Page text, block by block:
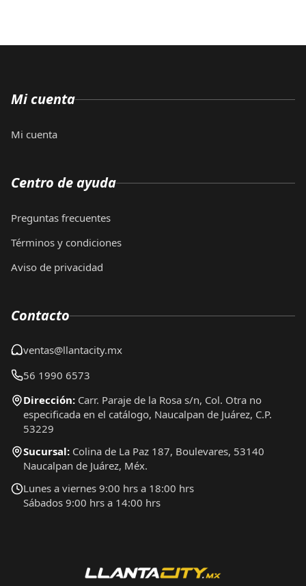
Mi cuenta
Mi cuenta
Centro de ayuda
Preguntas frecuentes
Términos y condiciones
Aviso de privacidad
Contacto
ventas@llantacity.mx
56 1990 6573
Dirección: Carr. Paraje de la Rosa s/n, Col. Otra no
especificada en el catálogo, Naucalpan de Juárez, C.P.
53229
Sucursal: Colina de La Paz 187, Boulevares, 53140
Naucalpan de Juárez, Méx.
Lunes a viernes 9:00 hrs a 18:00 hrs
Sábados 9:00 hrs a 14:00 hrs